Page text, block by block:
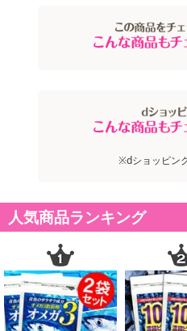
※dショッピン
人気商品ランキング